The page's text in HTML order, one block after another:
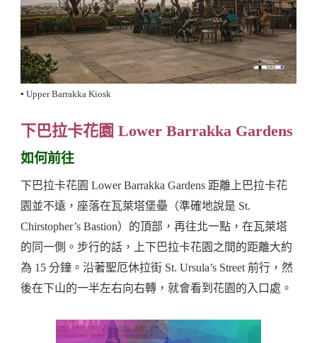
▪️ Upper Barrakka Kiosk
下巴拉卡花園 Lower Barrakka Gardens
如何前往
下巴拉卡花園 Lower Barrakka Gardens 距離上巴拉卡花
園並不遠，座落在瓦萊塔堡壘（準確地說是 St.
Chirstopher’s Bastion）的頂部，再往北一點，在瓦萊塔
的同一側。步行的話，上下巴拉卡花園之間的距離大約
為 15 分鐘。沿著聖厄休拉街 St. Ursula’s Street 前行，然
後在下山的一半左右向右轉，就會看到花園的入口處。